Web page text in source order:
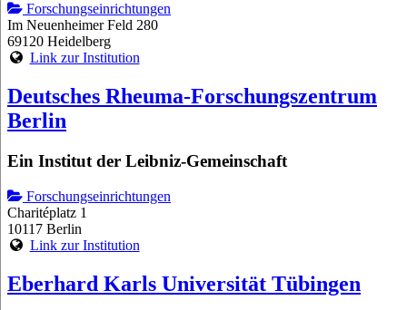
Forschungseinrichtungen
Im Neuenheimer Feld 280
69120 Heidelberg
Link zur Institution
Deutsches Rheuma-Forschungszentrum
Berlin
Ein Institut der Leibniz-Gemeinschaft
Forschungseinrichtungen
Charitéplatz 1
10117 Berlin
Link zur Institution
Eberhard Karls Universität Tübingen